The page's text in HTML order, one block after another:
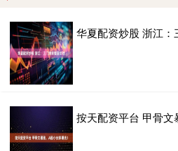
华夏配资炒股 浙江：
按天配资平台 甲骨文